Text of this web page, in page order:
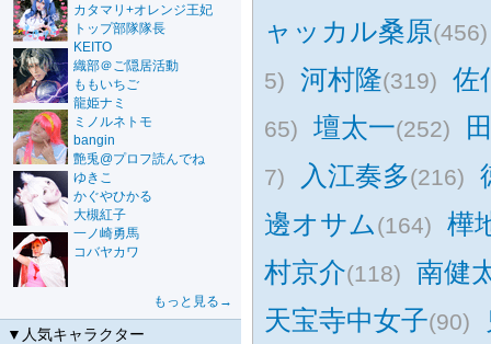
カタマリ+オレンジ王妃
トップ部隊隊長
KEITO
織部＠ご隠居活動
ももいちご
龍姫ナミ
ミノルネトモ
bangin
艶兎@プロフ読んでね
ゆきこ
かぐやひかる
大槻紅子
一ノ崎勇馬
コバヤカワ
もっと見る→
▼人気キャラクター
ャッカル桑原(456)
5)
河村隆(319) 佐
65) 壇太一(252)
7) 入江奏多(216)
邊オサム(164)
樺
村京介(118)
南健
天宝寺中女子(90)